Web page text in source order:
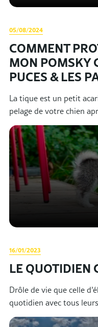
05/08/2024
COMMENT
MON POMSKY
PUCES & LES
La tique est un petit
pelage de votre chien
16/01/2023
LE QUOTIDIEN
Drôle de vie que celle
quotidien avec tous